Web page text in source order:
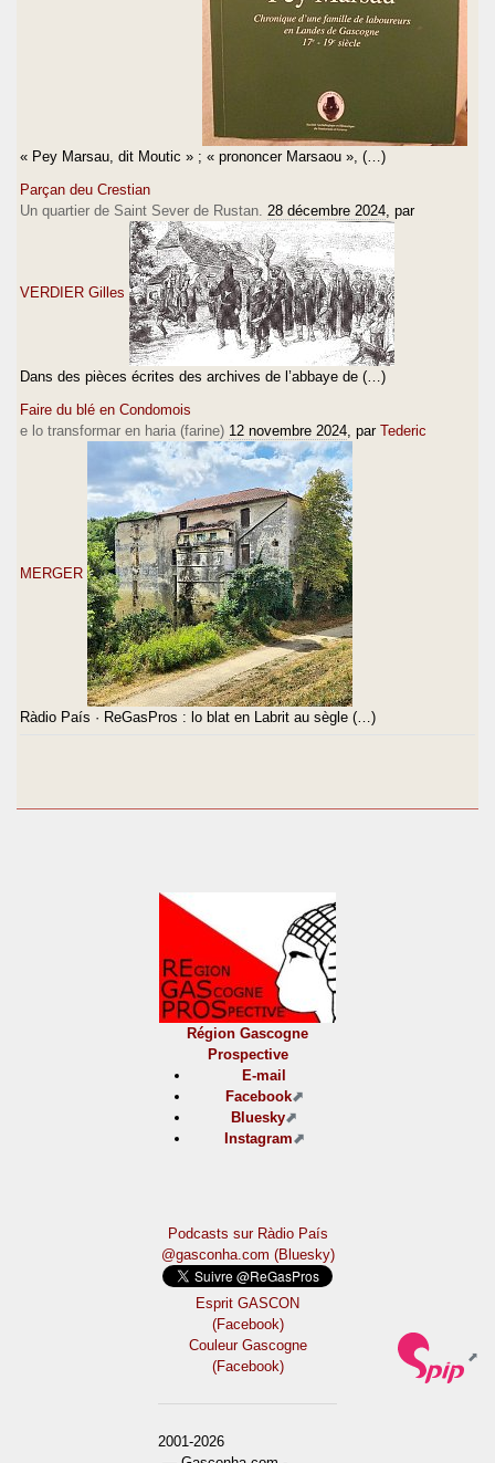
« Pey Marsau, dit Moutic » ; « prononcer Marsaou », (…)
Parçan deu Crestian
Un quartier de Saint Sever de Rustan. 28 décembre 2024 , par
VERDIER Gilles
Dans des pièces écrites des archives de l’abbaye de (…)
Faire du blé en Condomois
e lo transformar en haria (farine) 12 novembre 2024 , par Tederic
MERGER
Ràdio País · ReGasPros : lo blat en Labrit au sègle (…)
Région Gascogne
Prospective
E-mail
Facebook
Bluesky
Instagram
Podcasts sur Ràdio País
@gasconha.com (Bluesky)
Esprit GASCON
(Facebook)
Couleur Gascogne
(Facebook)
2001-2026